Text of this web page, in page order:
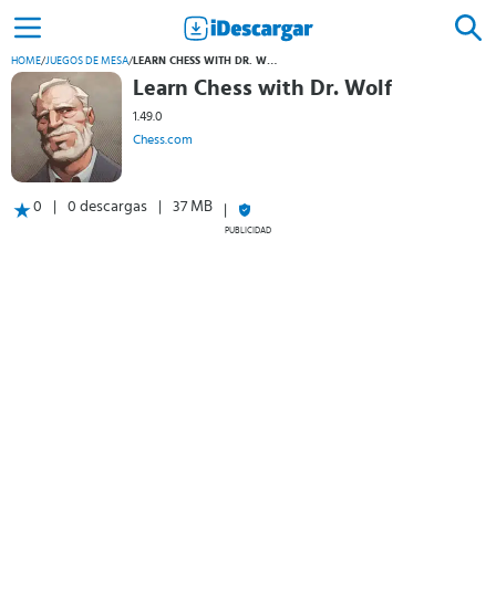
HOME/JUEGOS DE MESA/ LEARN CHESS WITH DR. WOLF
Learn Chess with Dr. Wolf
1.49.0
Chess.com
0 0 descargas 37 MB
PUBLICIDAD